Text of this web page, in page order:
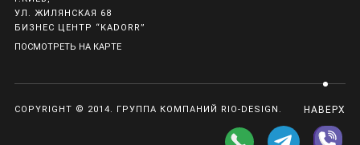
УЛ. ЖИЛЯНСКАЯ 68
БИЗНЕС ЦЕНТР “KADORR”
ПОСМОТРЕТЬ НА КАРТЕ
COPYRIGHT © 2014. ГРУППА КОМПАНИЙ RIO-DESIGN. НАВЕРХ